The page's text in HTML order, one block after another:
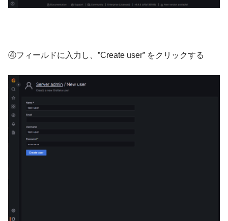
④フィールドに入力し、”Create user” をクリックする